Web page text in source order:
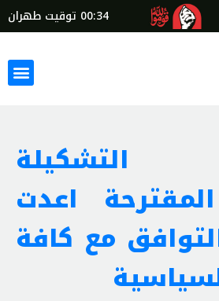
00:34 توقيت طهران
التشكيلة
المقترحة اعدت
مع كافة